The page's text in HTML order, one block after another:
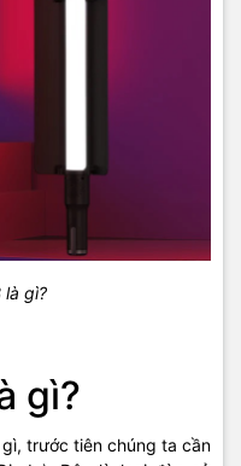
là gì?
gì?
gì, trước tiên chúng ta cần